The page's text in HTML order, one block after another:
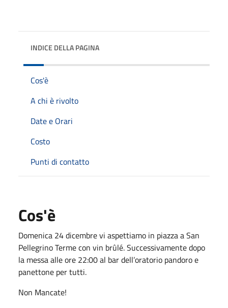
INDICE DELLA PAGINA
Cos'è
A chi è rivolto
Date e Orari
Costo
Punti di contatto
Cos'è
Domenica 24 dicembre vi aspettiamo in piazza a San
Pellegrino Terme con vin brûlé. Successivamente dopo
la messa alle ore 22:00 al bar dell’oratorio pandoro e
panettone per tutti.
Non Mancate!